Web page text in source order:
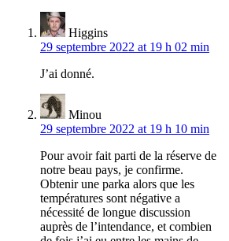
Higgins
29 septembre 2022 at 19 h 02 min
J’ai donné.
Minou
29 septembre 2022 at 19 h 10 min
Pour avoir fait parti de la réserve de
notre beau pays, je confirme.
Obtenir une parka alors que les
températures sont négative a
nécessité de longue discussion
auprès de l’intendance, et combien